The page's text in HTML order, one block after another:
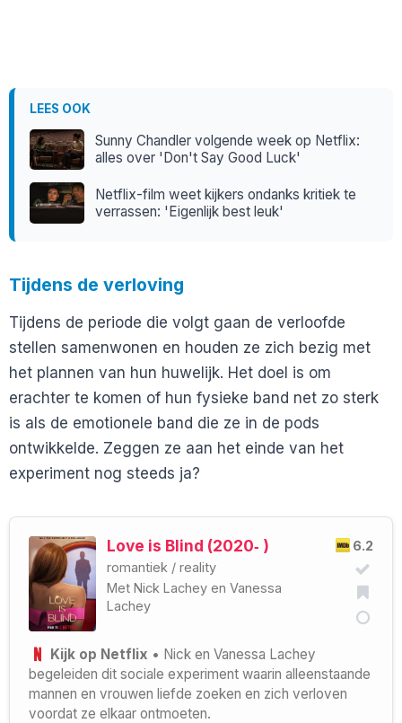
LEES OOK
Sunny Chandler volgende week op Netflix:
alles over 'Don't Say Good Luck'
Netflix-film weet kijkers ondanks kritiek te
verrassen: 'Eigenlijk best leuk'
Tijdens de verloving
Tijdens de periode die volgt gaan de verloofde
stellen samenwonen en houden ze zich bezig met
het plannen van hun huwelijk. Het doel is om
erachter te komen of hun fysieke band net zo sterk
is als de emotionele band die ze in de pods
ontwikkelde. Zeggen ze aan het einde van het
experiment nog steeds ja?
6.2
Love is Blind (2020‑ )
romantiek / reality
Met Nick Lachey en Vanessa
Lachey
Kijk op Netflix • Nick en Vanessa Lachey
begeleiden dit sociale experiment waarin alleenstaande
mannen en vrouwen liefde zoeken en zich verloven
voordat ze elkaar ontmoeten.